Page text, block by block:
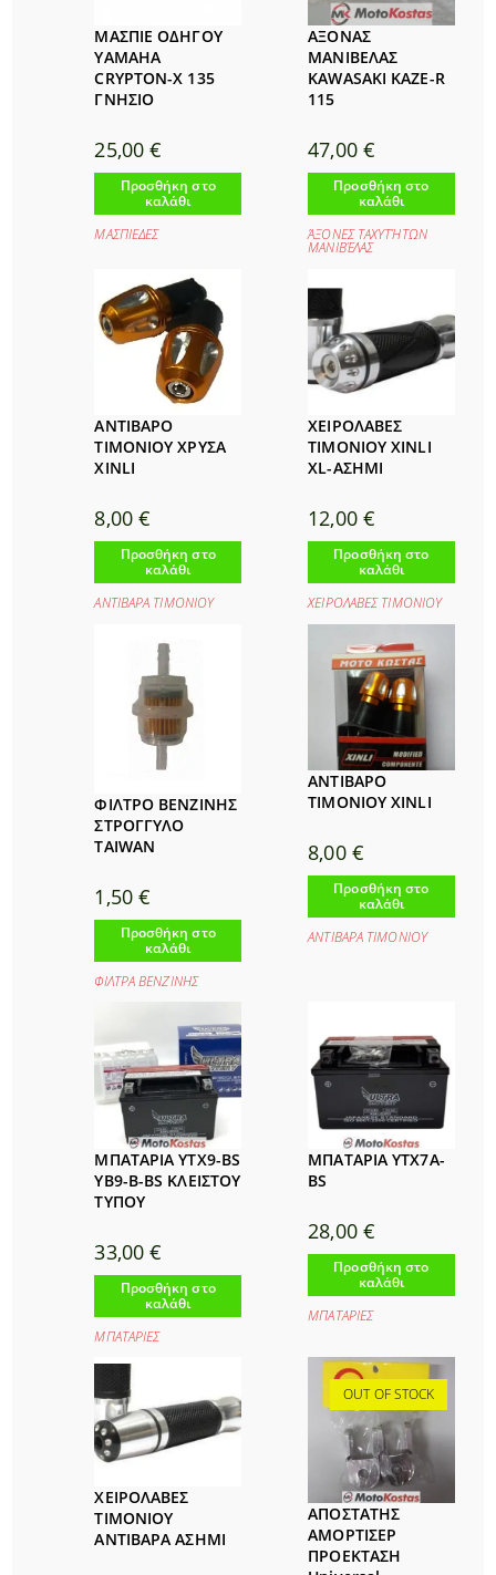
ΜΑΣΠΙΕ ΟΔΗΓΟΥ
YAMAHA
CRYPTON-Χ 135
ΓΝΗΣΙΟ
25,00€
Προσθήκη στο
καλάθι
ΜΑΣΠΙΕΔΕΣ
ΑΞΟΝΑΣ
ΜΑΝΙΒΕΛΑΣ
KAWASAKI KAZE-R
115
47,00 €
Προσθήκη στο
καλάθι
ΆΞΟΝΕΣ ΤΑΧΥΤΉΤΩΝ
ΜΑΝΙΒΈΛΑΣ
ΑΝΤΙΒΑΡΟ
ΤΙΜΟΝΙΟΥ ΧΡΥΣΑ
XINLI
8,00 €
Προσθήκη στο
καλάθι
ΑΝΤΙΒΑΡΑ ΤΙΜΟΝΙΟΥ
ΧΕΙΡΟΛΑΒΕΣ
ΤΙΜΟΝΙΟΥ XINLI
XL-ΑΣΗΜΙ
12,00 €
Προσθήκη στο
καλάθι
ΧΕΙΡΟΛΑΒΕΣ ΤΙΜΟΝΙΟΥ
ΦΙΛΤΡΟ ΒΕΝΖΙΝΗΣ
ΣΤΡΟΓΓΥΛΟ
TAIWAN
1,50 €
Προσθήκη στο
καλάθι
ΦΙΛΤΡΑ ΒΕΝΖΙΝΗΣ
ΑΝΤΙΒΑΡΟ
ΤΙΜΟΝΙΟΥ XINLI
8,00 €
Προσθήκη στο
καλάθι
ΑΝΤΙΒΑΡΑ ΤΙΜΟΝΙΟΥ
ΜΠΑΤΑΡΙΑ YTX9-BS
YB9-B-BS ΚΛΕΙΣΤΟΥ
ΤΥΠΟΥ
33,00€
Προσθήκη στο
καλάθι
ΜΠΑΤΑΡΙΕΣ
ΜΠΑΤΑΡΙΑ YTX7A-
BS
28,00 €
Προσθήκη στο
καλάθι
ΜΠΑΤΑΡΙΕΣ
ΧΕΙΡΟΛΑΒΕΣ
ΤΙΜΟΝΙΟΥ
ΑΝΤΙΒΑΡΑ ΑΣΗΜΙ
OUT OF STOCK
ΑΠΟΣΤΑΤΗΣ
ΑΜΟΡΤΙΣΕΡ
ΠΡΟΕΚΤΑΣΗ